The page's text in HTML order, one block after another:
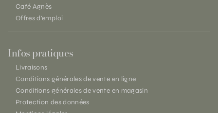
Café Agnès
Offres d'emploi
Infos pratiques
Livraisons
Conditions générales de vente en ligne
Conditions générales de vente en magasin
Protection des données